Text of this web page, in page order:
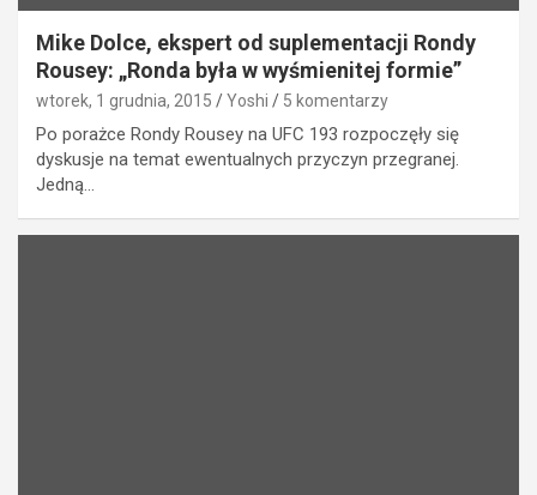
Mike Dolce, ekspert od suplementacji Rondy
Rousey: „Ronda była w wyśmienitej formie”
wtorek, 1 grudnia, 2015 Yoshi 5 komentarzy
Po porażce Rondy Rousey na UFC 193 rozpoczęły się
dyskusje na temat ewentualnych przyczyn przegranej.
Jedną…